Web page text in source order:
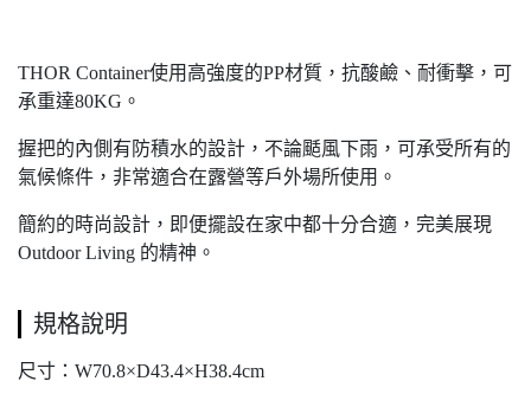
THOR Container使用高強度的PP材質，抗酸鹼、耐衝擊，可
承重達80KG。
握把的內側有防積水的設計，不論颳風下雨，可承受所有的
氣候條件，非常適合在露營等戶外場所使用。
簡約的時尚設計，即便擺設在家中都十分合適，完美展現
Outdoor Living 的精神。
規格說明
尺寸： W70.8×D43.4×H38.4cm